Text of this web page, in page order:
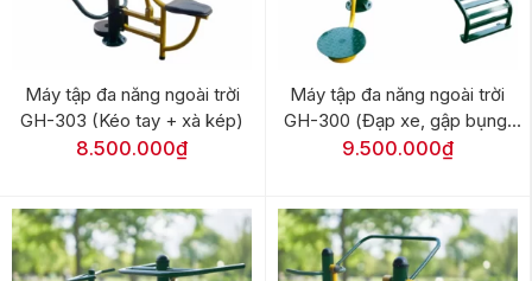
Máy tập đa năng ngoài trời
GH-303 (Kéo tay + xà kép)
8.500.000₫
Máy tập đa năng ngoài trời
GH-300 (Đạp xe, gập bụng,
xoay eo)
9.500.000₫